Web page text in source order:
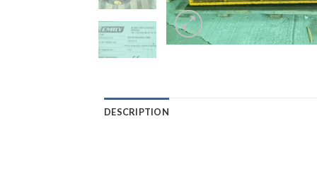
DESCRIPTION